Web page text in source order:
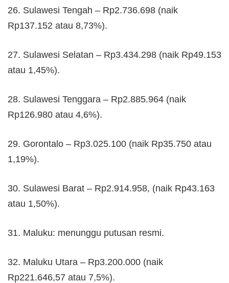
26. Sulawesi Tengah – Rp2.736.698 (naik
Rp137.152 atau 8,73%).
27. Sulawesi Selatan – Rp3.434.298 (naik Rp49.153
atau 1,45%).
28. Sulawesi Tenggara – Rp2.885.964 (naik
Rp126.980 atau 4,6%).
29. Gorontalo – Rp3.025.100 (naik Rp35.750 atau
1,19%).
30. Sulawesi Barat – Rp2.914.958, (naik Rp43.163
atau 1,50%).
31. Maluku: menunggu putusan resmi.
32. Maluku Utara – Rp3.200.000 (naik
Rp221.646,57 atau 7,5%).